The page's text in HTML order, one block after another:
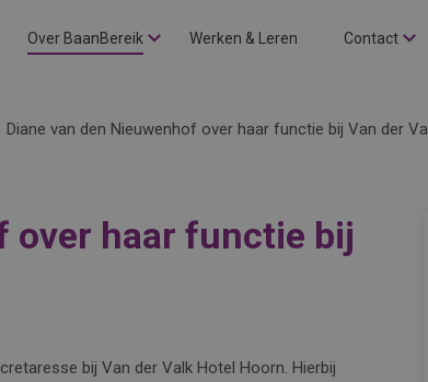
Over BaanBereik Werken & Leren Contact
Diane van den Nieuwenhof over haar functie bij Van der
over haar functie bij
bij Van der Valk Hotel Hoorn. Hierbij